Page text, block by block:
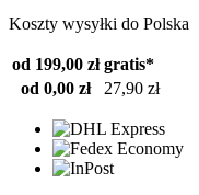
Koszty wysyłki do Polska
od 199,00 zł gratis*
od 0,00 zł
27,90 zł